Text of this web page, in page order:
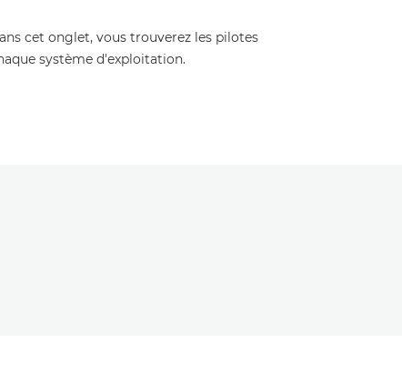
cet onglet, vous trouverez les pilotes
système d'exploitation.